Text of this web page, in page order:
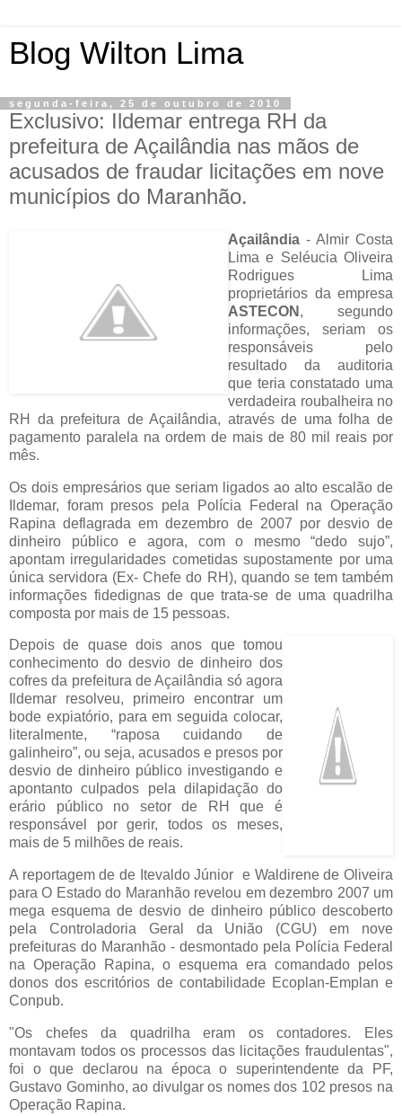
Blog Wilton Lima
segunda-feira, 25 de outubro de 2010
Exclusivo: Ildemar entrega RH da
prefeitura de Açailândia nas mãos de
acusados de fraudar licitações em nove
municípios do Maranhão.
Açailândia - Almir Costa
Lima e Seléucia Oliveira
Rodrigues Lima
proprietários da empresa
ASTECON , segundo
informações, seriam os
responsáveis pelo
resultado da auditoria
que teria constatado uma
verdadeira roubalheira no
RH da prefeitura de Açailândia, através de uma folha de
pagamento paralela na ordem de mais de 80 mil reais por
mês.
Os dois empresários que seriam ligados ao alto escalão de
Ildemar, foram presos pela Polícia Federal na Operação
Rapina deflagrada em dezembro de 2007 por desvio de
dinheiro público e agora, com o mesmo “dedo sujo”,
apontam irregularidades cometidas supostamente por uma
única servidora (Ex- Chefe do RH), quando se tem também
informações fidedignas de que trata-se de uma quadrilha
composta por mais de 15 pessoas.
Depois de quase dois anos que tomou
conhecimento do desvio de dinheiro dos
cofres da prefeitura de Açailândia só agora
Ildemar resolveu, primeiro encontrar um
bode expiatório, para em seguida colocar,
literalmente, “raposa cuidando de
galinheiro”, ou seja, acusados e presos por
desvio de dinheiro público investigando e
apontanto culpados pela dilapidação do
erário público no setor de RH que é
responsável por gerir, todos os meses,
mais de 5 milhões de reais.
A reportagem de de Itevaldo Júnior e Waldirene de Oliveira
para O Estado do Maranhão revelou em dezembro 2007 um
mega esquema de desvio de dinheiro público descoberto
pela Controladoria Geral da União (CGU) em nove
prefeituras do Maranhão - desmontado pela Polícia Federal
na Operação Rapina, o esquema era comandado pelos
donos dos escritórios de contabilidade Ecoplan-Emplan e
Conpub.
"Os chefes da quadrilha eram os contadores. Eles
montavam todos os processos das licitações fraudulentas",
foi o que declarou na época o superintendente da PF,
Gustavo Gominho, ao divulgar os nomes dos 102 presos na
Operação Rapina.